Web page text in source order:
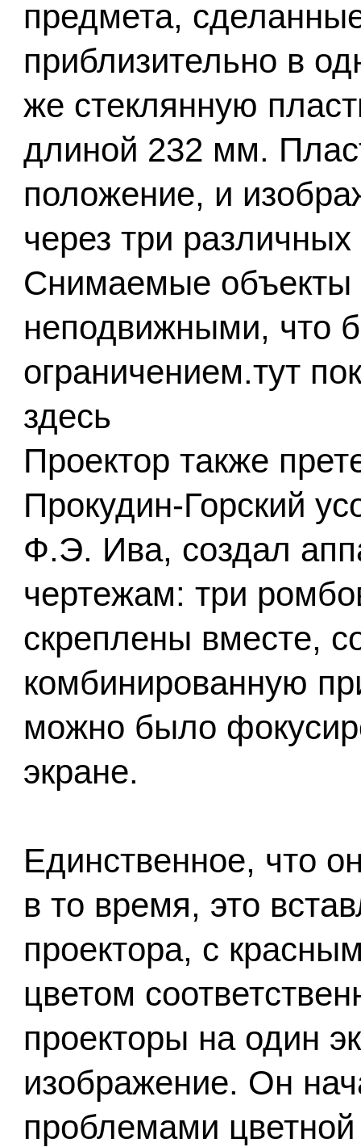
предмета,
приблизительно в
же стеклянную
длиной 232 мм.
положение, и
через три
Снимаемые
неподвижными, что
ограничением.тут
здесь
Проектор также
Прокудин-Горский
Ф.Э. Ива, создал
чертежам: три
скреплены вместе,
комбинированную
можно было
экране.
Единственное, что
в то время, это
проектора, с
цветом
проекторы на один
изображение. Он
проблемами